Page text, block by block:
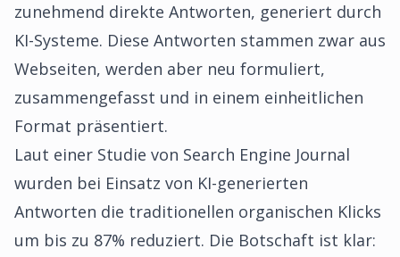
zunehmend direkte Antworten, generiert durch
KI-Systeme. Diese Antworten stammen zwar aus
Webseiten, werden aber neu formuliert,
zusammengefasst und in einem einheitlichen
Format präsentiert.
Laut einer Studie von Search Engine Journal
wurden bei Einsatz von KI-generierten
Antworten die traditionellen organischen Klicks
um bis zu 87% reduziert. Die Botschaft ist klar: